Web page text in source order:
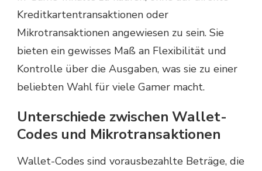
Kreditkartentransaktionen oder
Mikrotransaktionen angewiesen zu sein. Sie
bieten ein gewisses Maß an Flexibilität und
Kontrolle über die Ausgaben, was sie zu einer
beliebten Wahl für viele Gamer macht.
Unterschiede zwischen Wallet-
Codes und Mikrotransaktionen
Wallet-Codes sind vorausbezahlte Beträge, die